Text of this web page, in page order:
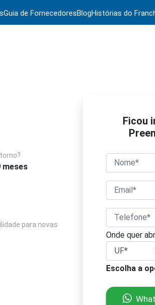
Guia de FornecedoresBlogHistórias do
meses
para novas
Ficou
Onde quer
Escolha a